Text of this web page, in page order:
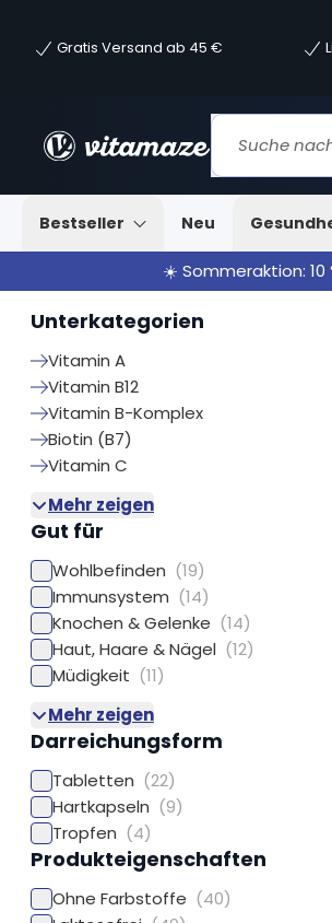
Gratis Versand ab 45 €
Bestseller Neu
☀️ Sommeraktion: 10
Unterkategorien
Vitamin A
Vitamin B12
Vitamin B-Komplex
Biotin (B7)
Vitamin C
Mehr zeigen
Gut für
Wohlbefinden (19)
Immunsystem (14)
Knochen & Gelenke (14)
Haut, Haare & Nägel (12)
Müdigkeit (11)
Mehr zeigen
Darreichungsform
Tabletten (22)
Hartkapseln (9)
Tropfen (4)
Produkteigenschaften
Ohne Farbstoffe (40)